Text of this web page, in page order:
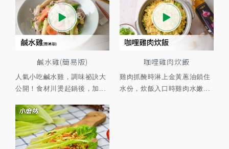
鹹水雞(簡易版)
人氣小吃鹹水雞，調味祕訣大
公開！食材川燙起鍋後，加...
咖哩雞肉炊飯
雞肉抓醃時淋上金黃蔥油鎖住
水份，炊飯入口時雞肉水嫩...